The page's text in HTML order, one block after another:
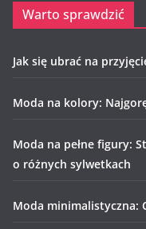
Warto sprawdzić
Jak się ubrać na
Moda na kolory:
Moda na pełne figury:
o różnych sylwetkach
Moda minimalistyczna: